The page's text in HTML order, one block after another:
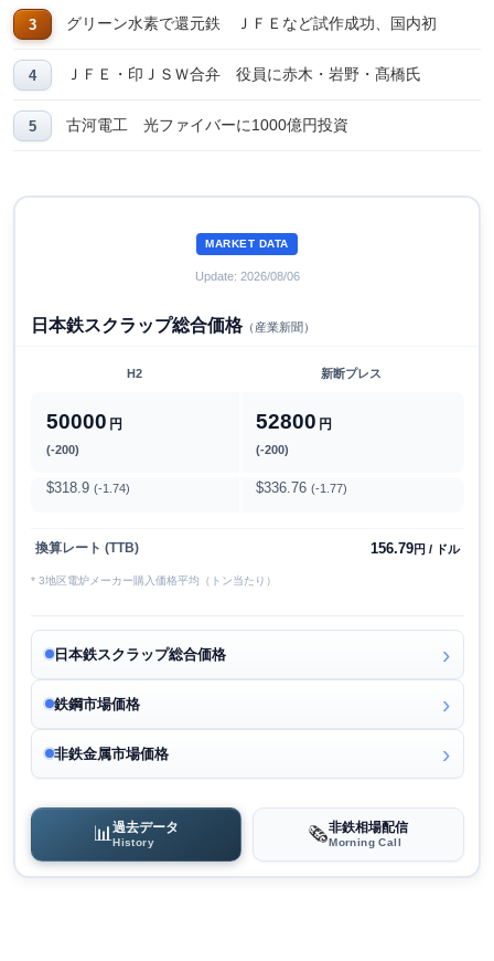
グリーン水素で還元鉄 ＪＦＥなど試作成功、国内初
ＪＦＥ・印ＪＳＷ合弁 役員に赤木・岩野・髙橋氏
古河電工 光ファイバーに1000億円投資
MARKET DATA
Update: 2026/08/06
日本鉄スクラップ総合価格（産業新聞）
H2 新断プレス
50000 円
(-200)
52800 円
(-200)
$318.9 (-1.74) $336.76 (-1.77)
換算レート (TTB) 156.79円 / ドル
* 3地区電炉メーカー購入価格平均（トン当たり）
日本鉄スクラップ総合価格
鉄鋼市場価格
非鉄金属市場価格
📊過去データ
History 🗞️非鉄相場配信
Morning Call